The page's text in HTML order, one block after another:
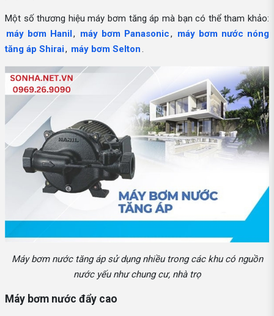
Một số thương hiệu máy bơm tăng áp mà bạn có thể tham khảo:
máy bơm Hanil, máy bơm Panasonic, máy bơm nước nóng
tăng áp Shirai, máy bơm Selton.
Máy bơm nước tăng áp sử dụng nhiều trong các khu có nguồn
nước yếu như chung cư, nhà trọ
Máy bơm nước đẩy cao